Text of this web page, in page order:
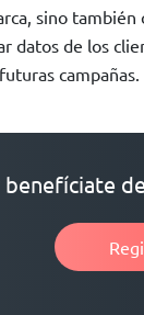
sino también
datos de los
campañas.
benefíciate